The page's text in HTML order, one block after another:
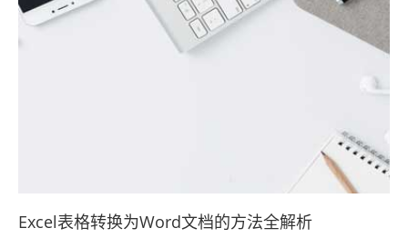
Excel表格转换为Word文档的方法全解析